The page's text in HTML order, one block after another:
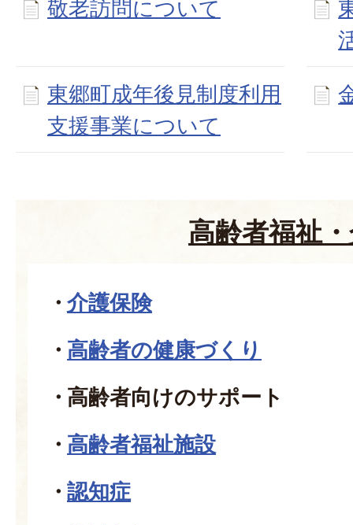
敬老訪問について
東郷町成年後見制度利用
支援事業について
高齢者福祉
介護保険
高齢者の健康づくり
高齢者向けのサポート
高齢者福祉施設
認知症